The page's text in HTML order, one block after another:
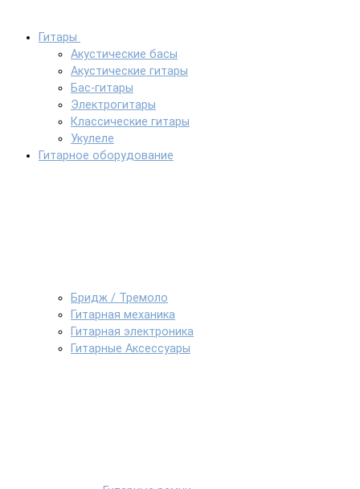
Гитары
Акустические басы
Акустические гитары
Бас-гитары
Электрогитары
Классические гитары
Укулеле
Гитарное оборудование
Бридж / Тремоло
Гитарная механика
Гитарная электроника
Гитарные Аксессуары